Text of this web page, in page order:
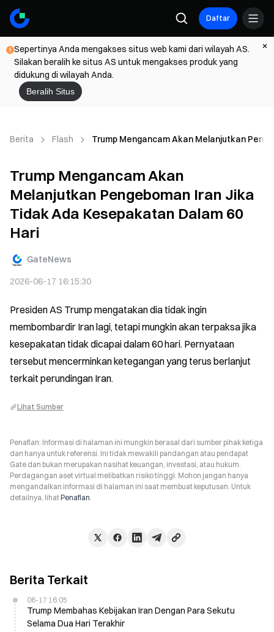
Daftar
Sepertinya Anda mengakses situs web kami dari wilayah AS.
Silakan beralih ke situs AS untuk mengakses produk yang
didukung di wilayah Anda.
Beralih Situs
Berita Flash Trump Mengancam Akan Melanjutkan
Trump Mengancam Akan
Melanjutkan Pengeboman Iran Jika
Tidak Ada Kesepakatan Dalam 60
Hari
GateNews
2026-06-17 16:15:30
Presiden AS Trump mengatakan dia tidak ingin
membombardir Iran lagi, tetapi mungkin akan terpaksa jika
kesepakatan tidak dicapai dalam 60 hari. Pernyataan
tersebut mencerminkan ketegangan yang terus berlanjut
terkait perundingan Iran.
Lihat Sumber
Penafian: Informasi di halaman ini mungkin berasal dari sumber pihak ketiga
dan hanya untuk referensi. Ini tidak mewakili pandangan atau pendapat
Gate dan bukan merupakan nasihat keuangan, investasi, atau hukum.
Perdagangan aset virtual melibatkan risiko tinggi. Mohon jangan hanya
mengandalkan informasi di halaman ini saat membuat keputusan. Untuk
detailnya, lihatPenafian.
Berita Terkait
06-17 16:05
Trump Membahas Kebijakan Iran Dengan Para Sekutu
Selama Dua Hari Terakhir